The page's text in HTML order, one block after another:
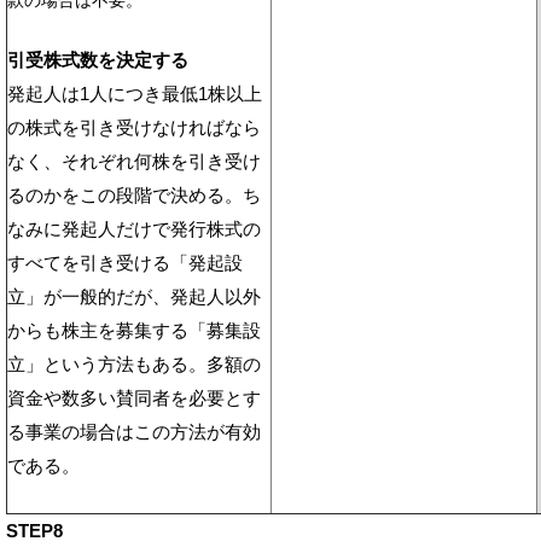
引受株式数を決定する
発起人は1人につき最低1株以上
の株式を引き受けなければなら
なく、それぞれ何株を引き受け
るのかをこの段階で決める。ち
なみに発起人だけで発行株式の
すべてを引き受ける「発起設
立」が一般的だが、発起人以外
からも株主を募集する「募集設
立」という方法もある。多額の
資金や数多い賛同者を必要とす
る事業の場合はこの方法が有効
である。
STEP8